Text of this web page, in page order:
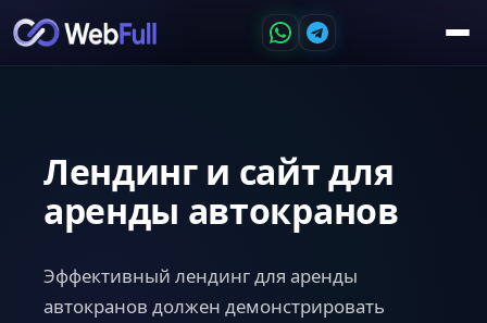
Лендинг и сайт для
аренды автокранов
Эффективный лендинг для аренды
автокранов должен демонстрировать